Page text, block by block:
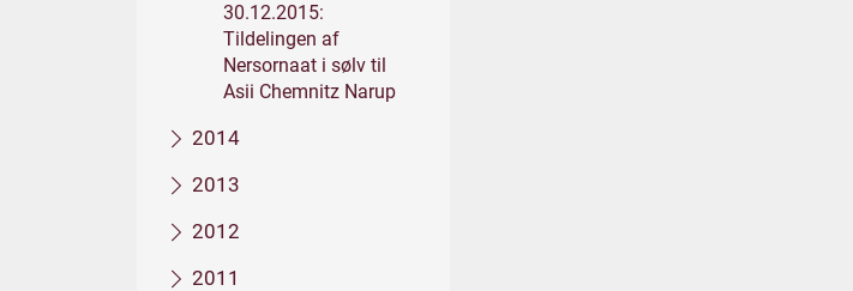
30.12.2015:
Tildelingen af
Nersornaat i sølv til
Asii Chemnitz Narup
2014
2013
2012
2011